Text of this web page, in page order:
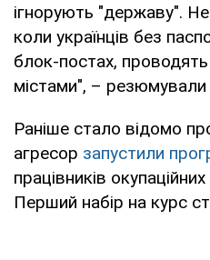
ігнорують "державу".
коли українців без
блок-постах,
містами", –
Раніше стало відомо
агресор запустили
працівників
Перший набір на курс